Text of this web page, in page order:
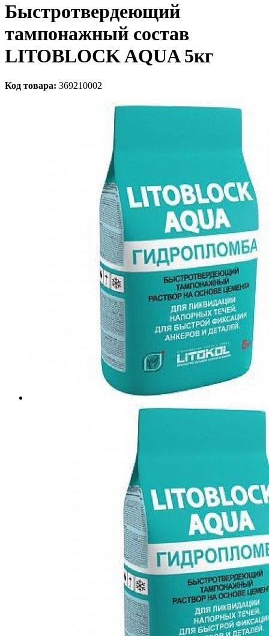
Быстротвердеющий
тампонажный состав
LITOBLOCK AQUA 5кг
Код товара: 369210002